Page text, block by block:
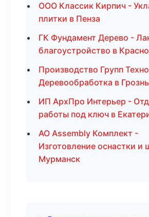
ООО Классик Кирпич -
плитки в Пенза
ГК Фундамент Дерево -
благоустройство в
Производство Групп
Деревообработка в
ИП АрхПро Интерьер -
работы под ключ в
АО Assembly Комплект -
Изготовление оснастки и
Мурманск